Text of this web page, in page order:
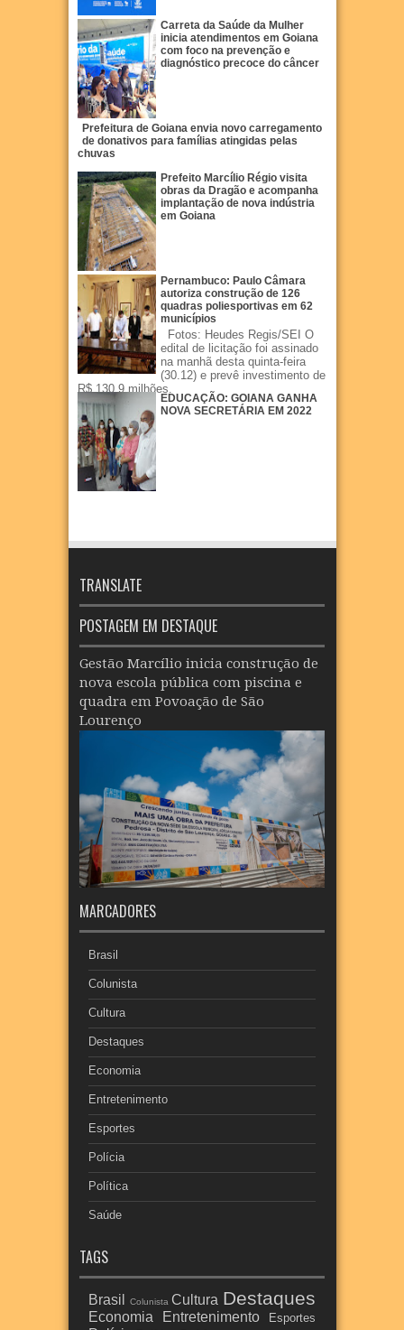
Carreta da Saúde da Mulher
inicia atendimentos em Goiana
com foco na prevenção e
diagnóstico precoce do câncer
Prefeitura de Goiana envia novo carregamento
de donativos para famílias atingidas pelas
chuvas
Prefeito Marcílio Régio visita
obras da Dragão e acompanha
implantação de nova indústria
em Goiana
Pernambuco: Paulo Câmara
autoriza construção de 126
quadras poliesportivas em 62
municípios
Fotos: Heudes Regis/SEI O
edital de licitação foi assinado
na manhã desta quinta-feira
(30.12) e prevê investimento de
R$ 130,9 milhões.
EDUCAÇÃO: GOIANA GANHA
NOVA SECRETÁRIA EM 2022
TRANSLATE
POSTAGEM EM DESTAQUE
Gestão Marcílio inicia construção de
nova escola pública com piscina e
quadra em Povoação de São
Lourenço
MARCADORES
Brasil
Colunista
Cultura
Destaques
Economia
Entretenimento
Esportes
Polícia
Política
Saúde
TAGS
Brasil Colunista Cultura Destaques
Economia Entretenimento Esportes